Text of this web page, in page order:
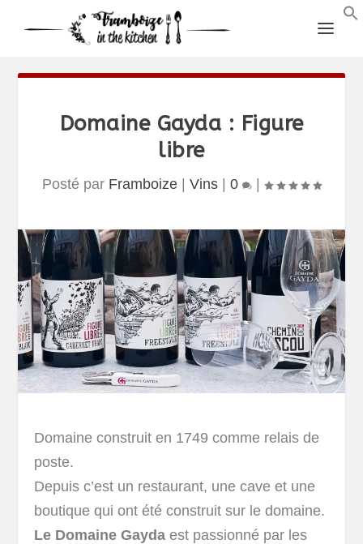
Domaine Gayda : Figure
libre
Posté par Framboize Vins 0
Domaine construit en 1749 comme relais de
poste.
Depuis c’est un restaurant, une cave et une
boutique qui ont été construit sur le domaine.
Le Domaine Gayda est passionné par les